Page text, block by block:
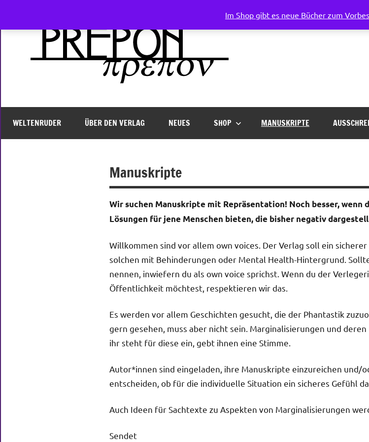
Im Shop gibt es neue Bücher zum
WELTENRUDER ÜBER DEN VERLAG NEUES SHOP MANUSKRIPTE
Manuskripte
Wir suchen Manuskripte mit Repräsentation! Noch besser,
Lösungen für jene Menschen bieten, die bisher negativ
Willkommen sind vor allem own voices. Der Verlag soll ein
solchen mit Behinderungen oder Mental Health-Hintergrund.
nennen, inwiefern du als own voice sprichst. Wenn du der
Öffentlichkeit möchtest, respektieren wir das.
Es werden vor allem Geschichten gesucht, die der Phantastik
gern gesehen, muss aber nicht sein. Marginalisierungen und
ihr steht für diese ein, gebt ihnen eine Stimme.
Autor*innen sind eingeladen, ihre Manuskripte einzureichen und/
entscheiden, ob für die individuelle Situation ein sicheres Gefühl da
Auch Ideen für Sachtexte zu Aspekten von Marginalisierungen
Sendet